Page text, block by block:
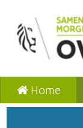
Home